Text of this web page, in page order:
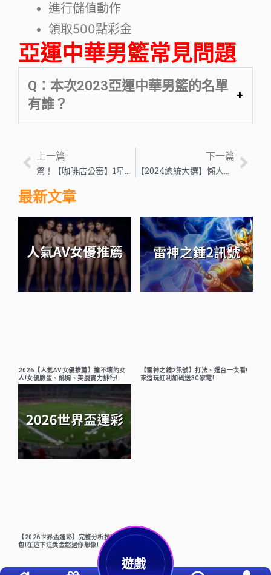
進行儲值動作
領取500點彩金
亞運中華男籃常見問題
Q：本次2023亞運中華男籃的名單
有誰？
上一篇 下一篇
最新文章
2026【人氣AV女優推薦】撞不壞的女
人!女優臉蛋、酥胸、美腿實力排行!
【雷神之錘2訊號】打法、選台一次看!
來這玩紅利加碼送3C家電!
【2026世界盃運彩】完整分析技巧懶人
包!在這下注獎金超過你想像!
遊戲